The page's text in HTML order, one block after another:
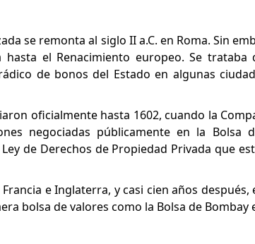
se remonta al siglo II a.C. en Roma. Sin
el Renacimiento europeo. Se trataba
de bonos del Estado en algunas
oficialmente hasta 1602, cuando la
negociadas públicamente en la Bolsa
de Derechos de Propiedad Privada que
e Inglaterra, y casi cien años después,
bolsa de valores como la Bolsa de Bombay